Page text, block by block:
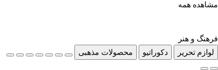
مشاهده همه
فرهنگ و هنر
لوازم تحریر
دکوراتیو محصولات مذهبی